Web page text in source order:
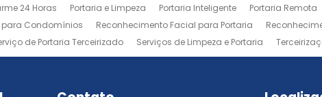
24 Horas Portaria e Limpeza Portaria Inteligente Portaria Remota
para Condomínios Reconhecimento Facial para Portaria
de Portaria Terceirizado Serviços de Limpeza e Portaria